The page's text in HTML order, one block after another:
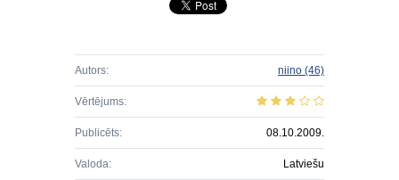
Autors: niino (46)
Vērtējums:
Publicēts: 08.10.2009.
Valoda: Latviešu